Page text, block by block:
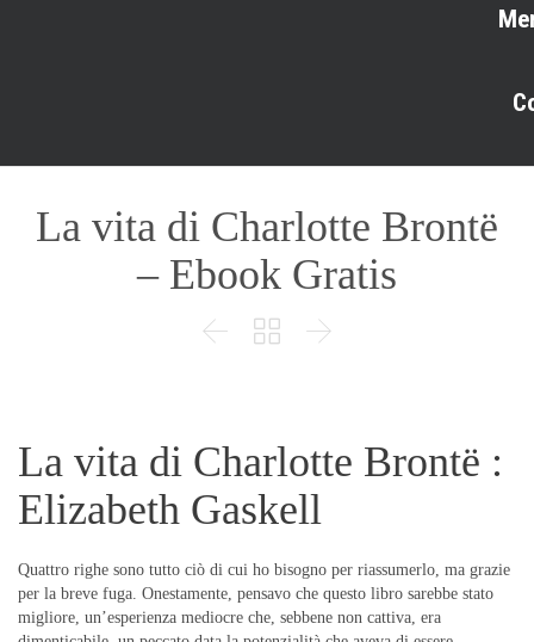
La vita di Charlotte Brontë
– Ebook Gratis
  
La vita di Charlotte Brontë :
Elizabeth Gaskell
Quattro righe sono tutto ciò di cui ho bisogno per riassumerlo, ma grazie
per la breve fuga. Onestamente, pensavo che questo libro sarebbe stato
migliore, un’esperienza mediocre che, sebbene non cattiva, era